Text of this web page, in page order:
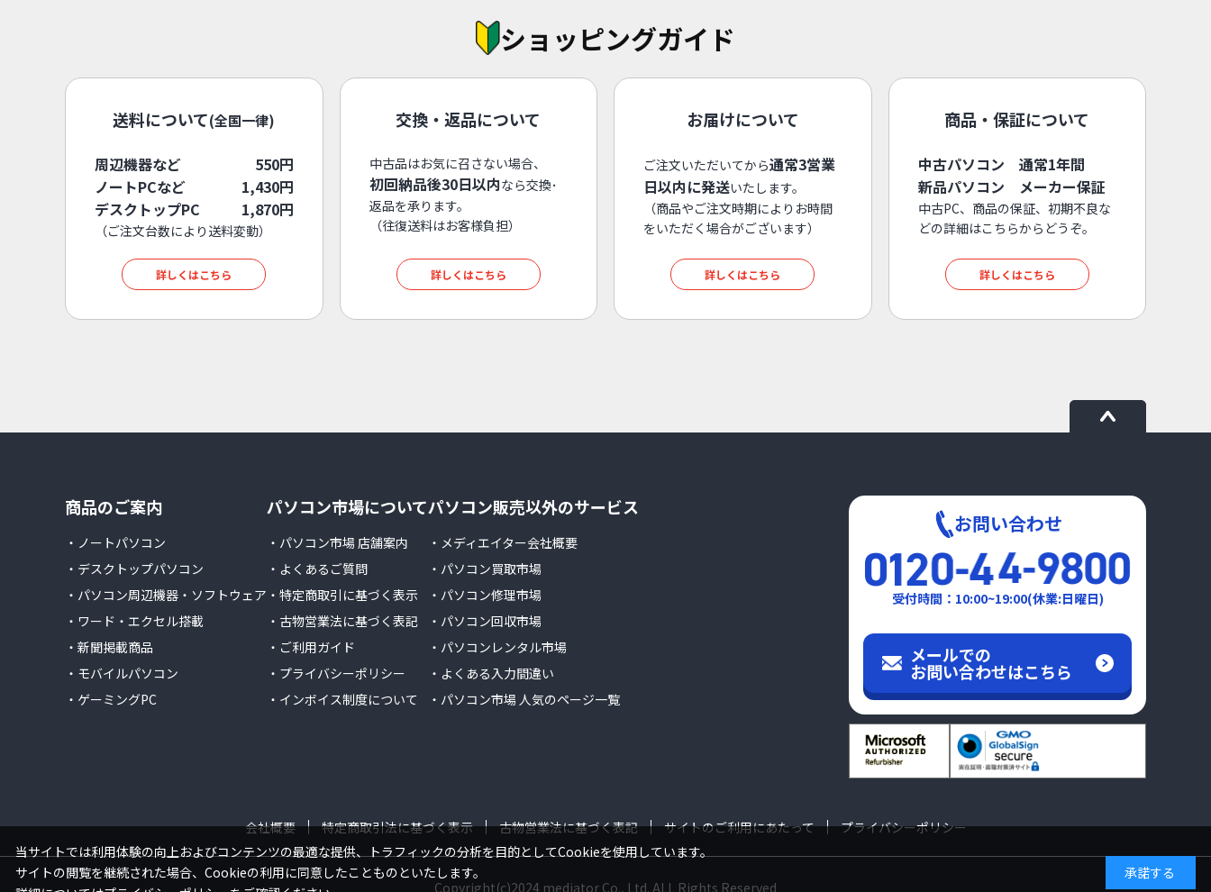
ショッピングガイド
送料について(全国一律)
周辺機器など
550円
ノートPCなど
1,430円
デスクトップPC
1,870円
（ご注文台数により送料変動）
詳しくはこちら
交換・返品について
中古品はお気に召さない場合、
初回納品後30日以内なら交換･
返品を承ります。
（往復送料はお客様負担）
詳しくはこちら
お届けについて
ご注文いただいてから通常3営業
日以内に発送いたします。
（商品やご注文時期によりお時間
をいただく場合がございます）
詳しくはこちら
商品・保証について
中古パソコン 通常1年間
新品パソコン メーカー保証
中古PC、商品の保証、初期不良な
どの詳細はこちらからどうぞ。
詳しくはこちら
商品のご案内
・ノートパソコン
・デスクトップパソコン
・パソコン周辺機器・ソフトウェア
・ワード・エクセル搭載
・新聞掲載商品
・モバイルパソコン
・ゲーミングPC
パソコン市場について
・パソコン市場 店舗案内
・よくあるご質問
・特定商取引に基づく表示
・古物営業法に基づく表記
・ご利用ガイド
・プライバシーポリシー
・インボイス制度について
パソコン販売以外のサービス
・メディエイター会社概要
・パソコン買取市場
・パソコン修理市場
・パソコン回収市場
・パソコンレンタル市場
・よくある入力間違い
・パソコン市場 人気のページ一覧
お問い合わせ
受付時間：10:00~19:00(休業:日曜日)
メールでの
お問い合わせはこちら
会社概要 特定商取引法に基づく表示 古物営業法に基づく表記 サイトのご利用にあたって プライバシーポリシー
Copyright(c)2024 mediator Co., Ltd. ALL Rights Reserved
当サイトでは利用体験の向上およびコンテンツの最適な提供、トラフィックの分析を目的としてCookieを使用しています。
サイトの閲覧を継続された場合、Cookieの利用に同意したことものといたします。
承諾する